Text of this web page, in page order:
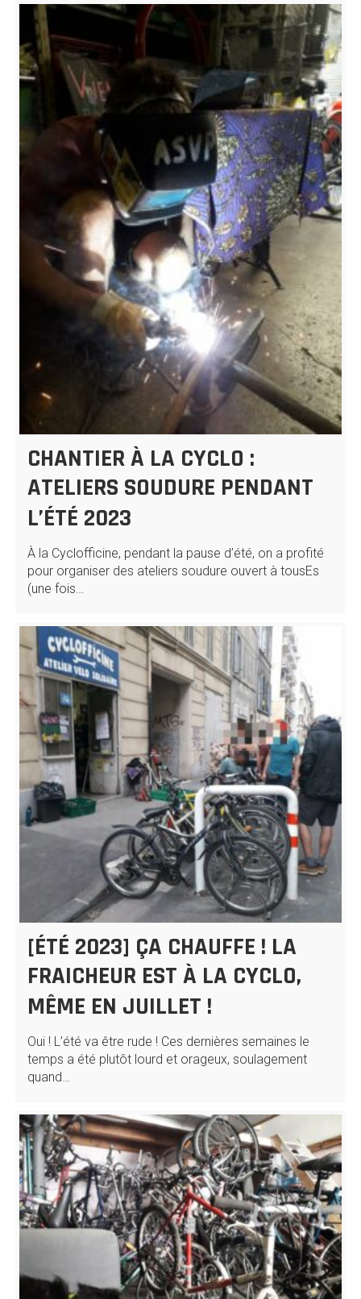
CHANTIER À LA CYCLO :
ATELIERS SOUDURE PENDANT
L’ÉTÉ 2023
À la Cyclofficine, pendant la pause d’été, on a profité
pour organiser des ateliers soudure ouvert à tousEs
(une fois…
[ÉTÉ 2023] ÇA CHAUFFE ! LA
FRAICHEUR EST À LA CYCLO,
MÊME EN JUILLET !
Oui ! L’été va être rude ! Ces dernières semaines le
temps a été plutôt lourd et orageux, soulagement
quand…